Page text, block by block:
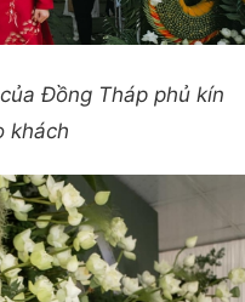
Đồng Tháp phủ kín
khách